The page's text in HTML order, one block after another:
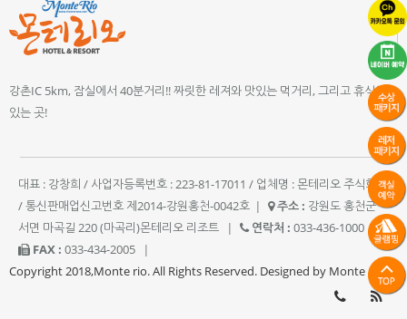
강촌IC 5km, 잠실에서 40분거리!! 짜릿한 레져와 맛있는 먹거리, 그리고 휴식이
있는 곳!
대표 : 강창희 / 사업자등록번호 : 223-81-17011 / 업체명 : 몬테리오 주식회사
/ 통신판매업신고번호 제2014-강원홍천-0042호 | 주소 : 강원도 홍천군
서면 마곡길 220 (마곡리)몬테리오 리조트
| 연락처 : 033-436-1000
|
FAX : 033-434-2005
|
Copyright 2018,Monte rio. All Rights Reserved. Designed by Monte rio.